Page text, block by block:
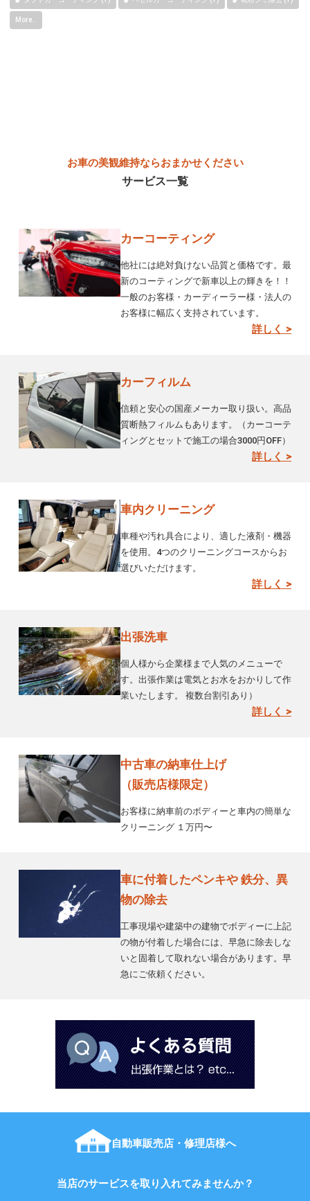
More..
お車の美観維持ならおまかせください
サービス一覧
カーコーティング
他社には絶対負けない品質と価格です。最
新のコーティングで新車以上の輝きを！！
一般のお客様・カーディーラー様・法人の
お客様に幅広く支持されています。
詳しく >
カーフィルム
信頼と安心の国産メーカー取り扱い。高品
質断熱フィルムもあります。（カーコーテ
ィングとセットで施工の場合3000円OFF）
詳しく >
車内クリーニング
車種や汚れ具合により、適した液剤・機器
を使用。4つのクリーニングコースからお
選びいただけます。
詳しく >
出張洗車
個人様から企業様まで人気のメニューで
す。出張作業は電気とお水をおかりして作
業いたします。 複数台割引あり）
詳しく >
中古車の納車仕上げ
（販売店様限定）
お客様に納車前のボディーと車内の簡単な
クリーニング １万円〜
車に付着したペンキや 鉄分、異
物の除去
工事現場や建築中の建物でボディーに上記
の物が付着した場合には、早急に除去しな
いと固着して取れない場合があります。早
急にご依頼ください。
自動車販売店・修理店様へ
当店のサービスを取り入れてみませんか？